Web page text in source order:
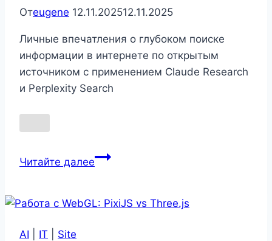
Отeugene 12.11.202512.11.2025
Личные впечатления о глубоком поиске
информации в интернете по открытым
источником с применением Claude Research
и Perplexity Search
Читайте далееClaude
Глубокий
AI
IT Site